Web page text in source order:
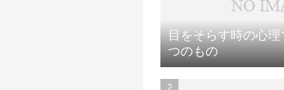
目をそらす時の心
つのもの